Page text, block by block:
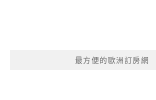
最方便的歐洲訂房網